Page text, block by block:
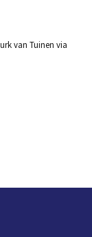
van Tuinen via